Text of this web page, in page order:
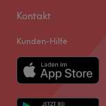
Kontakt
Kunden-Hilfe